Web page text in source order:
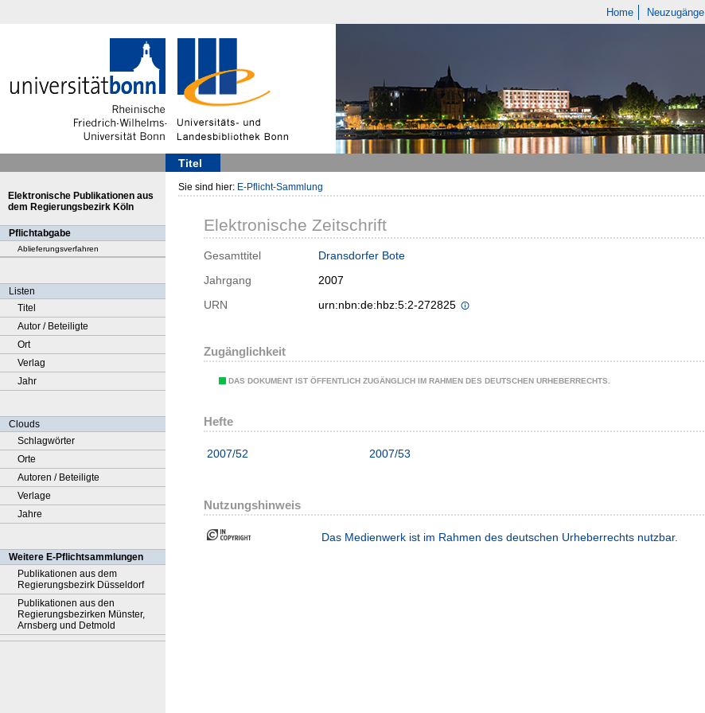
Home Neuzugänge
Titel
Elektronische Publikationen aus
dem Regierungsbezirk Köln
Pflichtabgabe
Ablieferungsverfahren
Listen
Titel
Autor / Beteiligte
Ort
Verlag
Jahr
Clouds
Schlagwörter
Orte
Autoren / Beteiligte
Verlage
Jahre
Weitere E-Pflichtsammlungen
Publikationen aus dem
Regierungsbezirk Düsseldorf
Publikationen aus den
Regierungsbezirken Münster,
Arnsberg und Detmold
Sie sind hier: E-Pflicht-Sammlung
Elektronische Zeitschrift
Gesamttitel
Dransdorfer Bote
Jahrgang
2007
URN
urn:nbn:de:hbz:5:2-272825
Zugänglichkeit
DAS DOKUMENT IST ÖFFENTLICH ZUGÄNGLICH IM RAHMEN DES DEUTSCHEN URHEBERRECHTS.
Hefte
2007/52 2007/53
Nutzungshinweis
Das Medienwerk ist im Rahmen des deutschen Urheberrechts nutzbar.